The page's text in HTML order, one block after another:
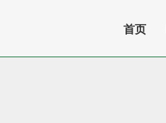
首页